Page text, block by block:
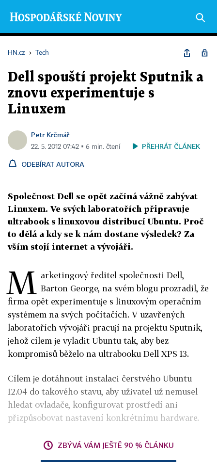
HN.cz › Tech
Dell spouští projekt Sputnik a
znovu experimentuje s
Linuxem
Petr Krčmář
22. 5. 2012 07:42 ▪ 6 min. čtení PŘEHRÁT ČLÁNEK
ODEBÍRAT AUTORA
Společnost Dell se opět začíná vážně zabývat
Linuxem. Ve svých laboratořích připravuje
ultrabook s linuxovou distribucí Ubuntu. Proč
to dělá a kdy se k nám dostane výsledek? Za
vším stojí internet a vývojáři.
M arketingový ředitel společnosti Dell,
Barton George, na svém blogu prozradil, že
firma opět experimentuje s linuxovým operačním
systémem na svých počítačích. V uzavřených
laboratořích vývojáři pracují na projektu Sputnik,
jehož cílem je vyladit Ubuntu tak, aby bez
kompromisů běželo na ultrabooku Dell XPS 13.
Cílem je dotáhnout instalaci čerstvého Ubuntu
12.04 do takového stavu, aby uživatel už nemusel
hledat ovladače, konfigurovat prostředí ani
přizpůsobovat nastavení konkrétnímu hardware.
ZBÝVÁ VÁM JEŠTĚ 90 % ČLÁNKU